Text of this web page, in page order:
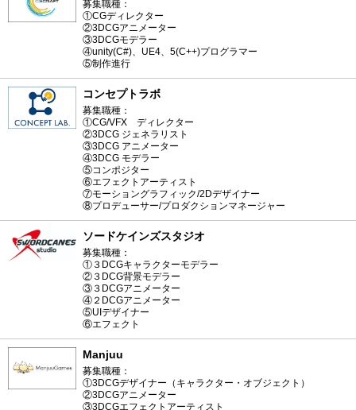
募集職種：
①CGディレクター
②3DCGアニメーター
③3DCGモデラー
④unity(C#)、UE4、5(C++)プログラマー
⑤制作進行
コンセプトラボ
募集職種：
①CG/VFX ディレクター
②3DCG ジェネラリスト
③3DCG アニメーター
④3DCG モデラー
⑤コンポジター
⑥エフェクトアーティスト
⑦モーショングラフィック/2Dデザイナー
⑧プロデューサー/プロダクションマネージャー
ソードケインズスタジオ
募集職種：
①３DCGキャラクターモデラー
②３DCG背景モデラー
③３DCGアニメーター
④２DCGアニメーター
⑤UIデザイナー
⑥エフェクト
Manjuu
募集職種：
①3DCGデザイナー（キャラクター・オブジェクト）
②3DCGアニメーター
③3DCGエフェクトアーティスト